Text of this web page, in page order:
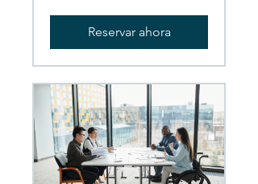
Reservar ahora